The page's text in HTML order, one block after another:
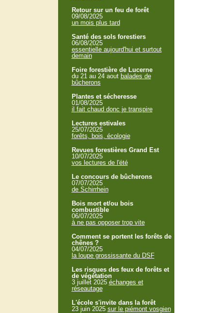
Retour sur un feu de forêt
09/08/2025
un mois plus tard
Santé des sols forestiers
06/08/2025
essentielle aujourd'hui et surtout
demain
Foire forestière de Lucerne
du 21 au 24 aout balades de
bûcherons
Plantes et sécheresse
01/08/2025
il fait chaud donc je transpire
Lectures estivales
25/07/2025
forêts, bois, écologie
Revues forestières Grand Est
10/07/2025
vos lectures de l'été
Le concours de bûcherons
07/07/2025
de Schirrhein
Bois mort et/ou bois
combustible
06/07/2025
à ne pas opposer trop vite
Comment se portent les forêts de
chênes ?
04/07/2025
la loupe grossissante du DSF
Les risques des feux de forêts et
de végétation
3 juillet 2025 échanges et
réseautage
L'école s'invite dans la forêt
23 juin 2025 sur le piémont vosgien